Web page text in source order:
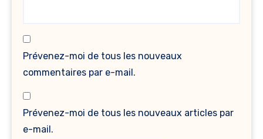
Prévenez-moi de tous les nouveaux
commentaires par e-mail.
Prévenez-moi de tous les nouveaux articles par
e-mail.